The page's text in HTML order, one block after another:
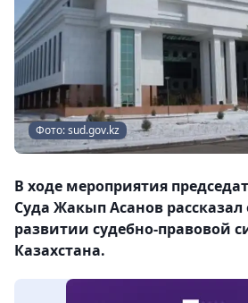
Фото: sud.gov.kz
В ходе мероприятия
Суда Жакып Асанов
развитии судебно-правовой
Казахстана.